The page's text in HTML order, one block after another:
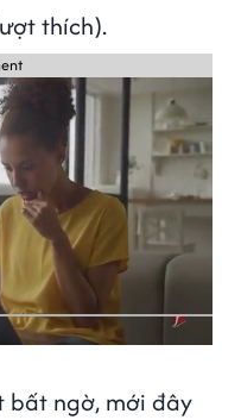
thích).
bất ngờ, mới đây